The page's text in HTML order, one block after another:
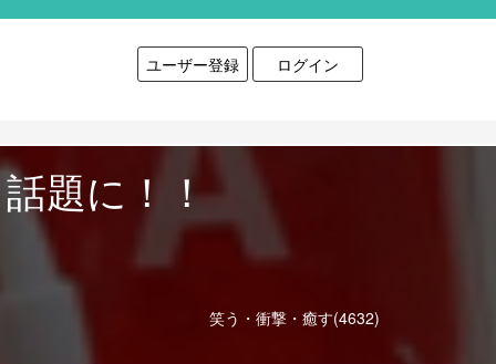
ユーザー登録 ログイン
題に！！
笑う・衝撃・癒す(4632)